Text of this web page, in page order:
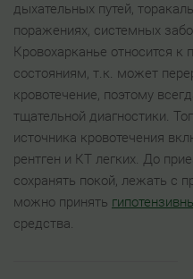
дыхательных путей,
поражениях, системных
Кровохарканье относится к
состояниям, т.к. может
кровотечение, поэтому
тщательной диагностики.
источника кровотечения
рентген и КТ легких. До
сохранять покой, лежать с
можно принять
средства.